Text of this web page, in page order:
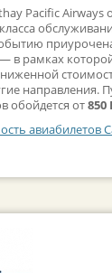
Pacific Airways
в рамках которой
направления.
обойдется от850
авиабилетов